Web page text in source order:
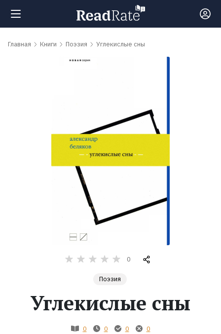
Поиск
Экранизации
Главная Книги Поэзия Углекислые сны
0
Поэзия
Углекислые сны
0 0 0 0